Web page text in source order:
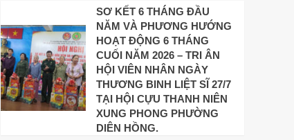
SƠ KẾT 6 THÁNG ĐẦU
NĂM VÀ PHƯƠNG HƯỚNG
HOẠT ĐỘNG 6 THÁNG
CUỐI NĂM 2026 – TRI ÂN
HỘI VIÊN NHÂN NGÀY
THƯƠNG BINH LIỆT SĨ 27/7
TẠI HỘI CỰU THANH NIÊN
XUNG PHONG PHƯỜNG
DIÊN HỒNG.